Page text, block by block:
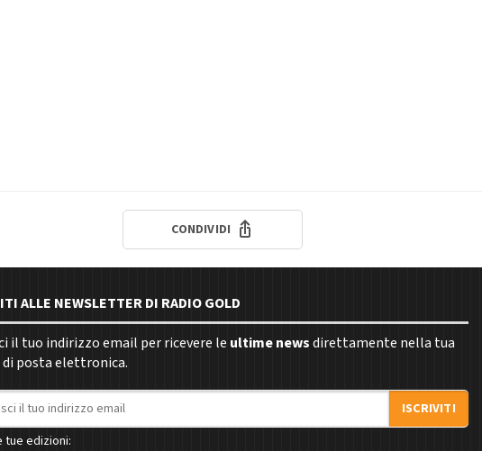
CONDIVIDI
ALLE NEWSLETTER DI RADIO GOLD
il tuo indirizzo email per ricevere le ultime newsdirettamente nella tua
di posta elettronica.
email
ISCRIVITI
tue edizioni: